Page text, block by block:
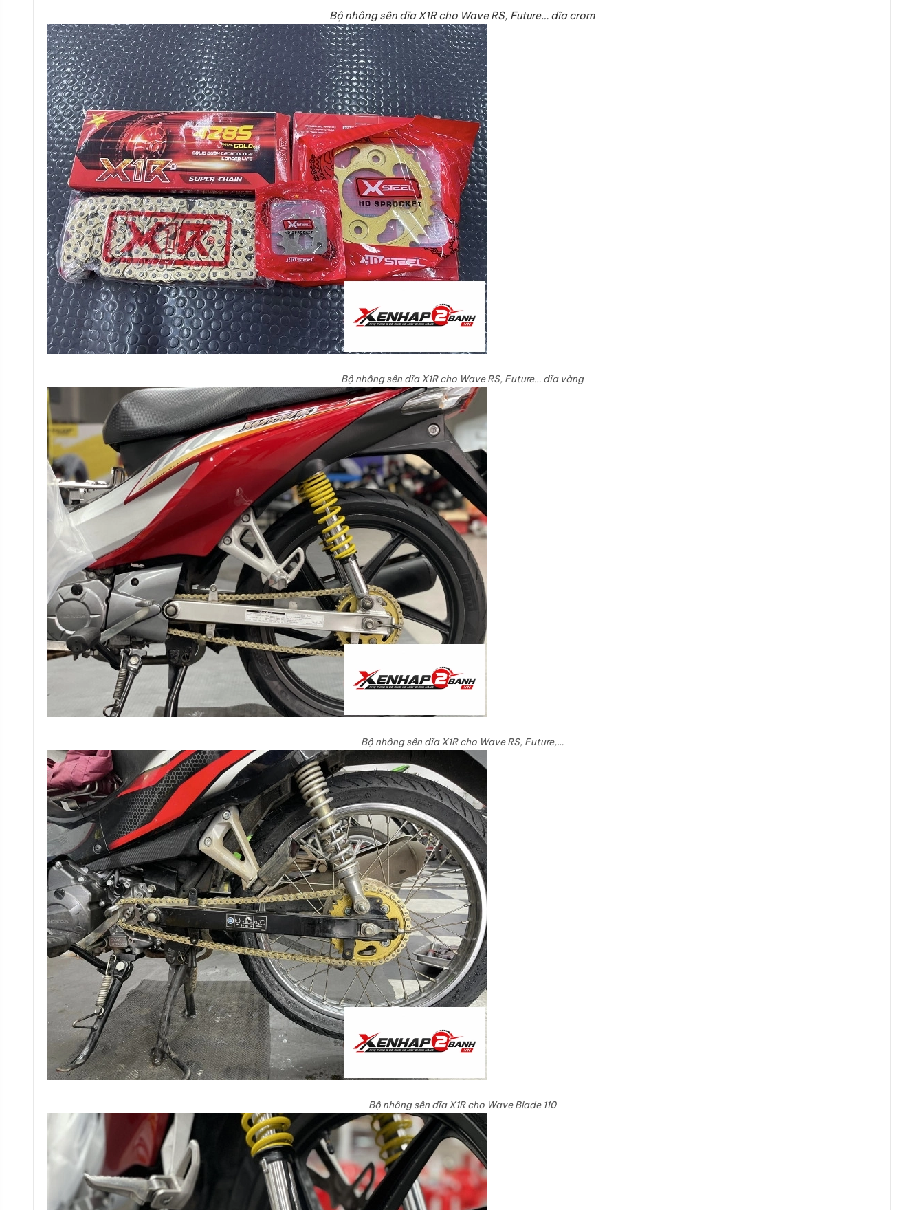
Bộ nhông sên dĩa X1R cho Wave RS, Future… dĩa crom
Bộ nhông sên dĩa X1R cho Wave RS, Future… dĩa vàng
Bộ nhông sên dĩa X1R cho Wave RS, Future,…
Bộ nhông sên dĩa X1R cho Wave Blade 110